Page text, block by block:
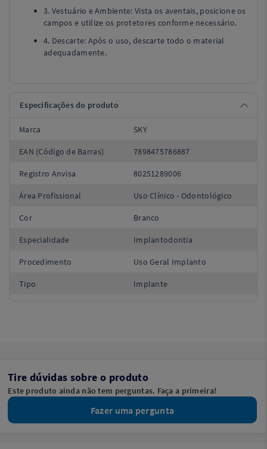
3. Vestuário e Ambiente: Vista os aventais, posicione os
campos e utilize os protetores conforme necessário.
4. Descarte: Após o uso, descarte todo o material
adequadamente.
Especificações do produto
Marca SKY
EAN (Código de Barras) 7898475786887
Registro Anvisa 80251289006
Área Profissional Uso Clínico - Odontológico
Cor Branco
Especialidade Implantodontia
Procedimento Uso Geral Implanto
Tipo Implante
Tire dúvidas sobre o produto
Este produto ainda não tem perguntas. Faça a primeira!
Fazer uma pergunta